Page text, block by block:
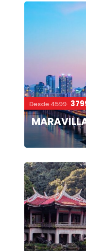
Desde 4599